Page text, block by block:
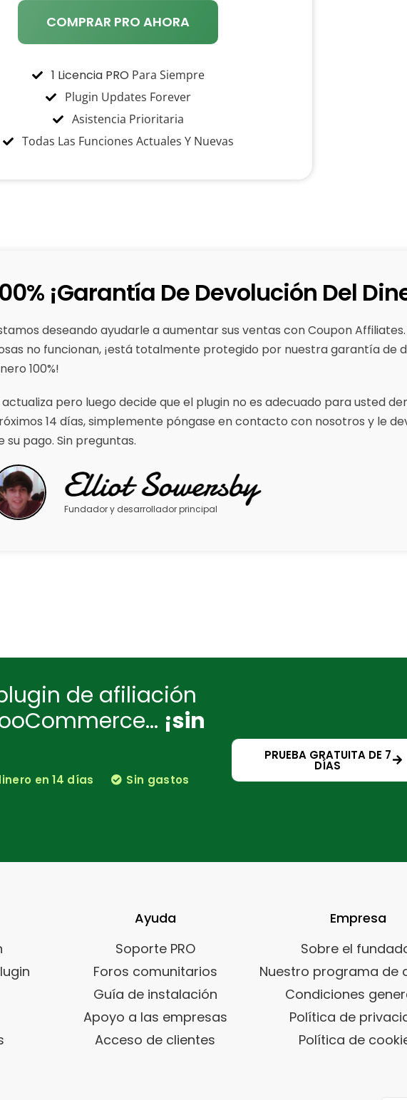
COMPRAR PRO AHORA
1 Licencia PRO Para Siempre
Plugin Updates Forever
Asistencia Prioritaria
Todas Las Funciones Actuales Y Nuevas
¡Garantía De Devolución Del
deseando ayudarle a aumentar sus ventas con Coupon Affiliates.
no funcionan, ¡está totalmente protegido por nuestra garantía de
100%!
actualiza pero luego decide que el plugin no es adecuado para usted
14 días, simplemente póngase en contacto con nosotros y le
su pago. Sin preguntas.
Fundador y desarrollador principal
de afiliación
¡sin
en 14 días Sin gastos
PRUEBA GRATUITA DE 7
DÍAS
Ayuda
Soporte PRO
Foros comunitarios
Guía de instalación
Apoyo a las empresas
Acceso de clientes
Empresa
Sobre el
Nuestro programa de
Condiciones
Política de
Política de